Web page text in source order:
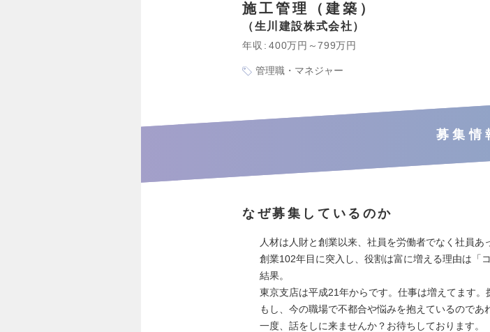
施工管理（建築）
生川建設株式会社
年収 400万円～799万円
管理職・マネジャー
募集情
なぜ募集しているのか
人材は人財と創業以来、社員を労働者でなく社員あ
創業102年目に突入し、役割は富に増える理由は「
結果。
東京支店は平成21年からです。仕事は増えてます。
もし、今の職場で不都合や悩みを抱えているのであ
一度、話をしに来ませんか？お待ちしております。